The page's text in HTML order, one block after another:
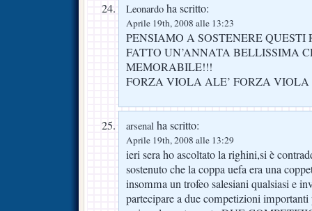
Leonardo ha scritto:
Aprile 19th, 2008 alle 13:23
PENSIAMO A SOSTENERE
FATTO UN’ANNATA BELLISSIMA
MEMORABILE!!!
FORZA VIOLA ALE’ FORZA
arsenal ha scritto:
Aprile 19th, 2008 alle 13:29
ieri sera ho ascoltato la righini,si è
sostenuto che la coppa uefa era una
insomma un trofeo salesiani qualsiasi e
partecipare a due competizioni importanti